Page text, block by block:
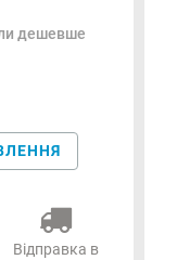
дешевше
Відправка в